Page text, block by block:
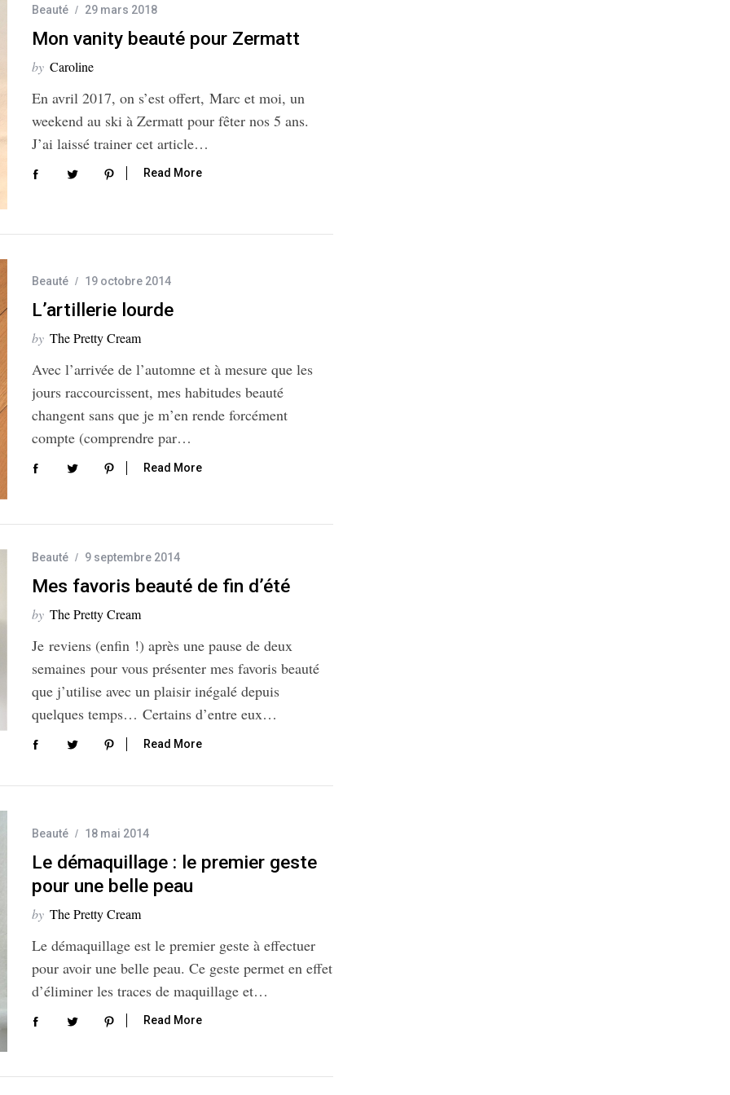
Beauté 29 mars 2018
Mon vanity beauté pour Zermatt
by Caroline
En avril 2017, on s’est offert, Marc et moi, un
weekend au ski à Zermatt pour fêter nos 5 ans.
J’ai laissé trainer cet article…
Read More
Beauté 19 octobre 2014
L’artillerie lourde
by The Pretty Cream
Avec l’arrivée de l’automne et à mesure que les
jours raccourcissent, mes habitudes beauté
changent sans que je m’en rende forcément
compte (comprendre par…
Read More
Beauté 9 septembre 2014
Mes favoris beauté de fin d’été
by The Pretty Cream
Je reviens (enfin !) après une pause de deux
semaines pour vous présenter mes favoris beauté
que j’utilise avec un plaisir inégalé depuis
quelques temps… Certains d’entre eux…
Read More
Beauté 18 mai 2014
Le démaquillage : le premier geste
pour une belle peau
by The Pretty Cream
Le démaquillage est le premier geste à effectuer
pour avoir une belle peau. Ce geste permet en effet
d’éliminer les traces de maquillage et…
Read More